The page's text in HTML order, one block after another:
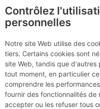
Aiguille
Contrefort
France Haute-Savoie
Contrôlez
personnelles
Notre site Web utilise des
tiers. Certains cookies sont
site Web, tandis que
tout moment, en particulier
comprendre les
fournir des fonctionnalités de
accepter ou les refuser tous